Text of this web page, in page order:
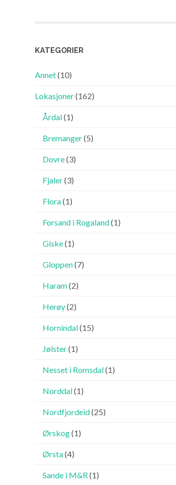
KATEGORIER
Annet(10)
Lokasjoner(162)
Årdal(1)
Bremanger(5)
Dovre(3)
Fjaler(3)
Flora(1)
Forsand i Rogaland(1)
Giske(1)
Gloppen(7)
Haram(2)
Herøy(2)
Hornindal(15)
Jølster(1)
Nesset i Romsdal(1)
Norddal(1)
Nordfjordeid(25)
Ørskog(1)
Ørsta(4)
Sande i M&R(1)